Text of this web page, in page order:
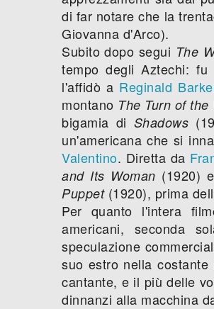
di far notare che la
Giovanna d'Arco).
Subito dopo segui The
tempo degli Aztechi:
l'affidò a Reginald
montano The Turn of the
bigamia di Shadows
un'americana che si
Valentino. Diretta da
and Its Woman (1920)
Puppet(1920), prima
Per quanto l'intera
americani, seconda
speculazione
suo estro nella
cantante, e il più delle
dinnanzi alla macchina